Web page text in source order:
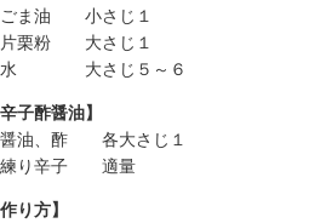
ごま油 小さじ１
片栗粉 大さじ１
水 大さじ５～６
辛子酢醤油】
醤油、酢 各大さじ１
練り辛子 適量
作り方】